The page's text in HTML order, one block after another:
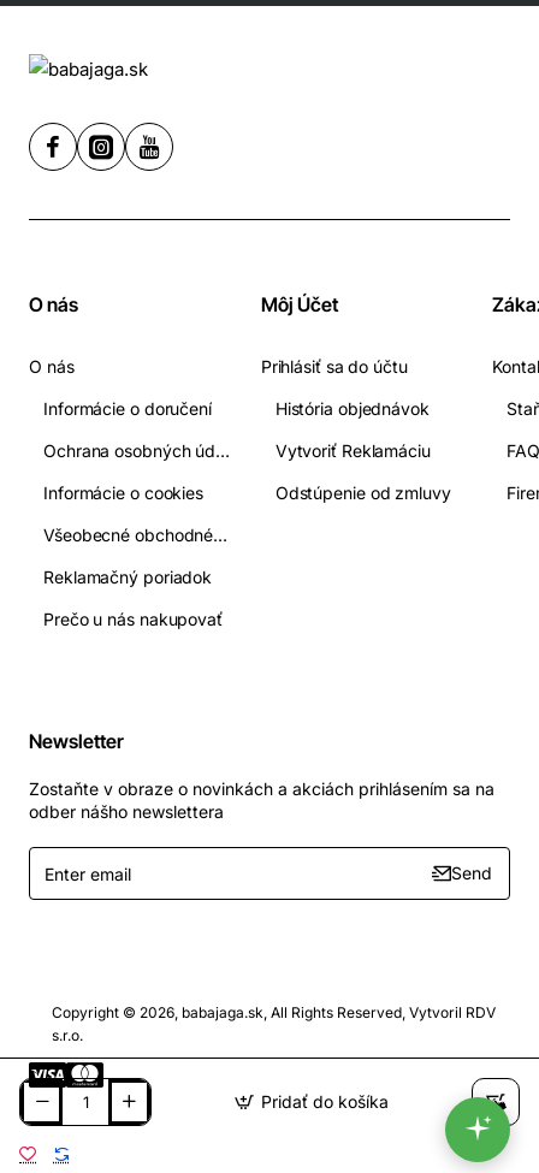
Pridať do košíka
O nás
O nás
Informácie o doručení
Ochrana osobných údajov
Informácie o cookies
Všeobecné obchodné podmienky
Reklamačný poriadok
Prečo u nás nakupovať
Môj Účet
Prihlásiť sa do účtu
História objednávok
Vytvoriť Reklamáciu
Odstúpenie od zmluvy
Newsletter
Zostaňte v obraze o novinkách a akciách prihlásením sa na
odber nášho newslettera
Enter
email
Send
Copyright © 2026, babajaga.sk, All Rights Reserved, Vytvoril RDV
s.r.o.